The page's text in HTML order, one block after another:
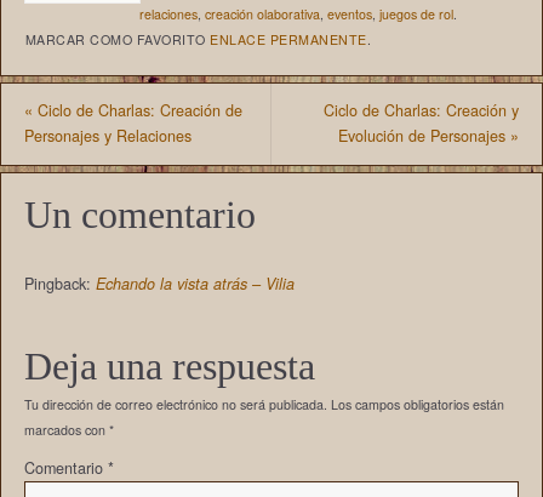
relaciones, creación olaborativa eventos, juegos de rol.
MARCAR COMO FAVORITO ENLACE PERMANENTE
« Ciclo de Charlas: Creación de
Personajes y Relaciones
Ciclo de Charlas: Creación y
Evolución de Personajes »
Un comentario
Pingback: Echando la vista atrás – Vilia
Deja una respuesta
Tu dirección de correo electrónico no será publicada. Los campos obligatorios están
marcados con *
Comentario *